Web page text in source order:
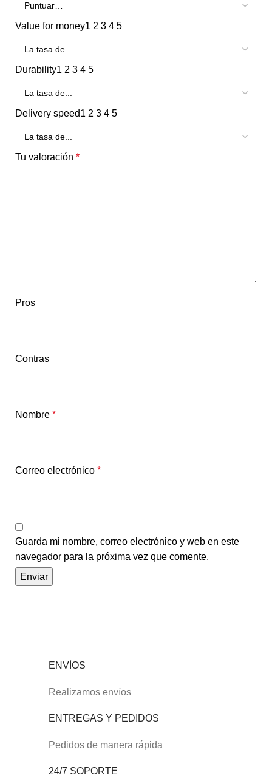
Value for money1 2 3 4 5
Durability1 2 3 4 5
Delivery speed1 2 3 4 5
Tu valoración *
Pros
Contras
Nombre *
Correo electrónico *
Guarda mi nombre, correo electrónico y web en este
navegador para la próxima vez que comente.
ENVÍOS
Realizamos envíos
ENTREGAS Y PEDIDOS
Pedidos de manera rápida
24/7 SOPORTE